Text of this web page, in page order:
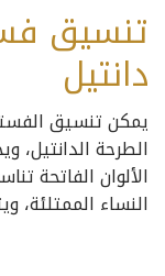
تنسيق
دانتيل
يمكن تنسيق
الطرحة الدانتيل،
الألوان الفاتحة
النساء الممتلئة،